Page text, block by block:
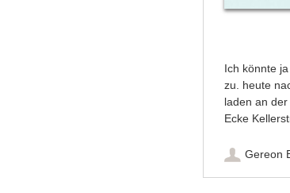
Ich könnte
zu. heute
laden an
Ecke
Gereon